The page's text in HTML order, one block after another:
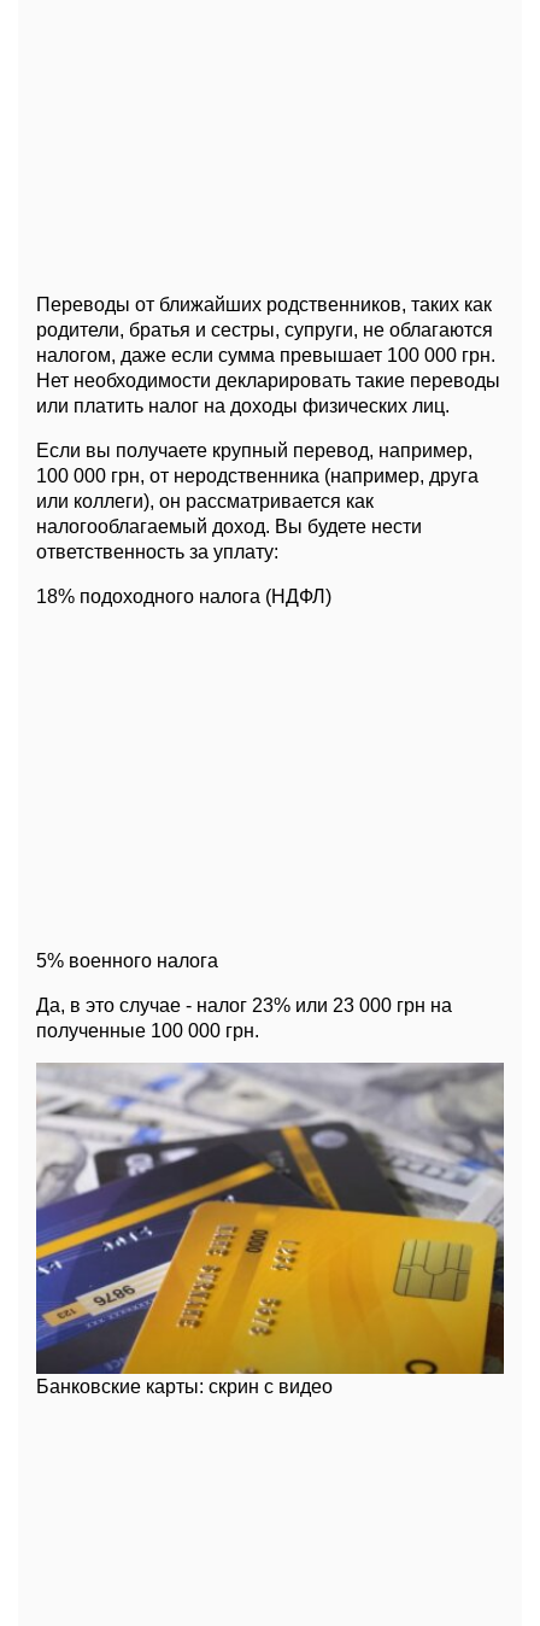
Переводы от ближайших родственников, таких как
родители, братья и сестры, супруги, не облагаются
налогом, даже если сумма превышает 100 000 грн.
Нет необходимости декларировать такие переводы
или платить налог на доходы физических лиц.
Если вы получаете крупный перевод, например,
100 000 грн, от неродственника (например, друга
или коллеги), он рассматривается как
налогооблагаемый доход. Вы будете нести
ответственность за уплату:
18% подоходного налога (НДФЛ)
5% военного налога
Да, в это случае - налог 23% или 23 000 грн на
полученные 100 000 грн.
Банковские карты: скрин с видео